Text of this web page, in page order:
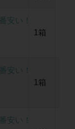
1箱
1箱